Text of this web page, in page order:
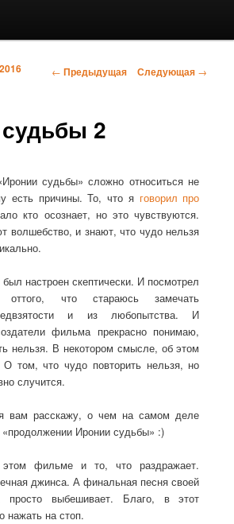
Навигация по записям
← Предыдущая Следующая →
2
судьбы» сложно относиться не
есть причины. То, что я говорил про
кто осознает, но это чувствуются.
волшебство, и знают, что чудо нельзя
настроен скептически. И посмотрел
что стараюсь замечать
и из любопытства. И
фильма прекрасно понимаю,
нельзя. В некотором смысле, об этом
том, что чудо повторить нельзя, но
случится.
вам расскажу, о чем на самом деле
«продолжении Иронии судьбы» :)
фильме и то, что раздражает.
джинса. А финальная песня своей
просто выбешивает. Благо, в этот
нажать на стоп.